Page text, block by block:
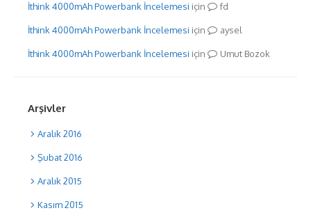
İthink 4000mAh Powerbank İncelemesi için fd
İthink 4000mAh Powerbank İncelemesi için aysel
İthink 4000mAh Powerbank İncelemesi için Umut Bozok
Arşivler
Aralık 2016
Şubat 2016
Aralık 2015
Kasım 2015